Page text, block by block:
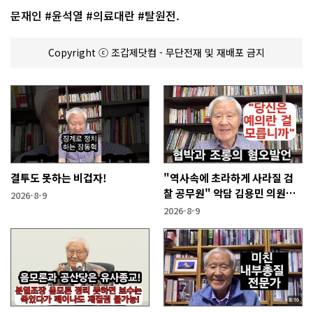
문재인 #윤석열 #의료대란 #탈원전.
Copyright ⓒ 조갑제닷컴 - 무단전재 및 재배포 금지
결투도 못하는 비겁자!
2026-8-9
"역사속에 초라하게 사라질 검
찰 공무원" 악담 김용민 의원에
게!
2026-8-9